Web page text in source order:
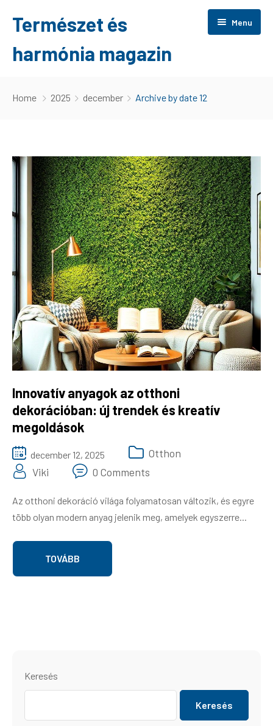
Természet és
harmónia magazin
Menu
Érdekes
Wellness
Szolgáltatás
Játék
Gazdaság
Háztartás
Divat
Ingatlan
Home 2025 december Archive by date 12
Innovatív anyagok az otthoni
dekorációban: új trendek és kreatív
megoldások
december 12, 2025
Otthon
Viki
0 Comments
Az otthoni dekoráció világa folyamatosan változik, és egyre
több olyan modern anyag jelenik meg, amelyek egyszerre...
TOVÁBB
Keresés
Keresés